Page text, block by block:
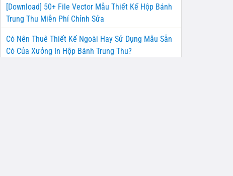
[Download] 50+ File Vector Mẫu Thiết Kế Hộp Bánh
Trung Thu Miễn Phí Chỉnh Sửa
Có Nên Thuê Thiết Kế Ngoài Hay Sử Dụng Mẫu Sẵn
Có Của Xưởng In Hộp Bánh Trung Thu?